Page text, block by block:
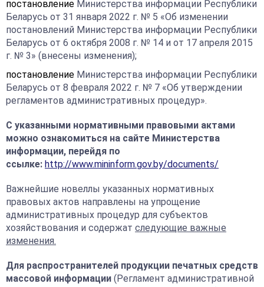
постановление Министерства информации Республики
Беларусь от 31 января 2022 г. № 5 «Об изменении
постановлений Министерства информации Республики
Беларусь от 6 октября 2008 г. № 14 и от 17 апреля 2015
г. № 3» (внесены изменения);
постановление Министерства информации Республики
Беларусь от 8 февраля 2022 г. № 7 «Об утверждении
регламентов административных процедур».
С указанными нормативными правовыми актами
можно ознакомиться на сайте Министерства
информации, перейдя по
ссылке: http://www.mininform.gov.by/documents/
Важнейшие новеллы указанных нормативных
правовых актов направлены на упрощение
административных процедур для субъектов
хозяйствования и содержат следующие важные
изменения.
Для распространителей продукции печатных средств
массовой информации (Регламент административной